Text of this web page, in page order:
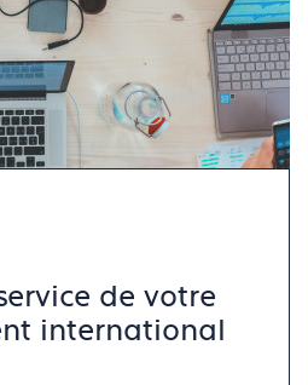
de votre
international